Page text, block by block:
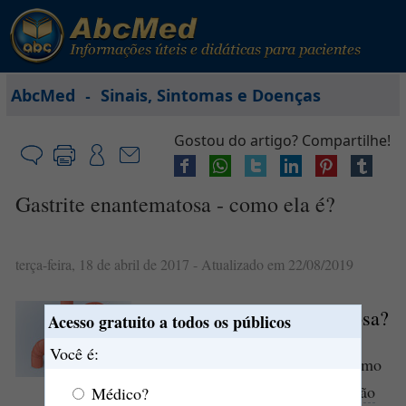
Acesso gratuito a todos os públicos
Você é:
Médico?
AbcMed - Sinais, Sintomas e Doenças
Gostou do artigo? Compartilhe!
Gastrite enantematosa - como ela é?
terça-feira, 18 de abril de 2017 - Atualizado em 22/08/2019
O que égastriteenantematosa?
enantematosa, assim como
a
inflamação